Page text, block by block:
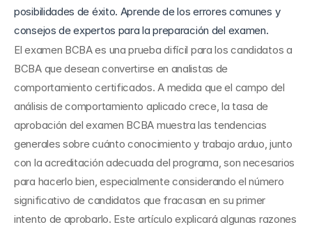
posibilidades de éxito. Aprende de los errores comunes y
consejos de expertos para la preparación del examen.
El examen BCBA es una prueba difícil para los candidatos a
BCBA que desean convertirse en analistas de
comportamiento certificados. A medida que el campo del
análisis de comportamiento aplicado crece, la tasa de
aprobación del examen BCBA muestra las tendencias
generales sobre cuánto conocimiento y trabajo arduo, junto
con la acreditación adecuada del programa, son necesarios
para hacerlo bien, especialmente considerando el número
significativo de candidatos que fracasan en su primer
intento de aprobarlo. Este artículo explicará algunas razones